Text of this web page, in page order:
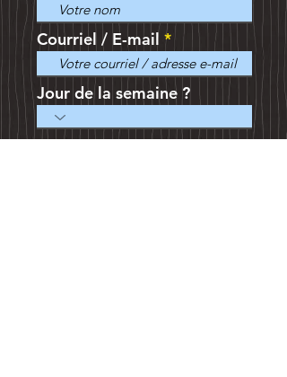
Courriel / E-mail
Jour de la semaine ?
Plage horaire idéale ?